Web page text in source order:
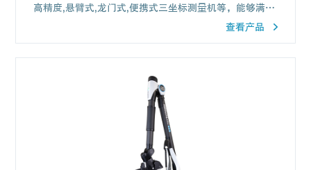
高精度,悬臂式,龙门式,便携式三坐标测量机等，能够满足
查看产品